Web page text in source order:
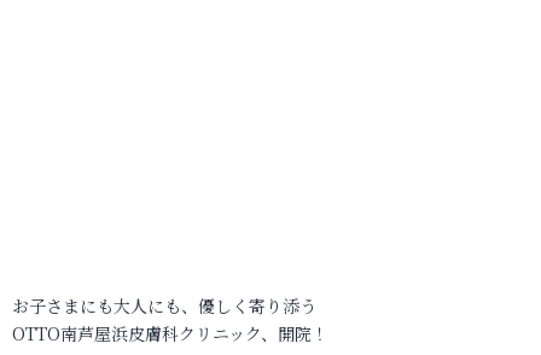
お子さまにも大人にも、優しく寄り添う
OTTO南芦屋浜皮膚科クリニック、開院！